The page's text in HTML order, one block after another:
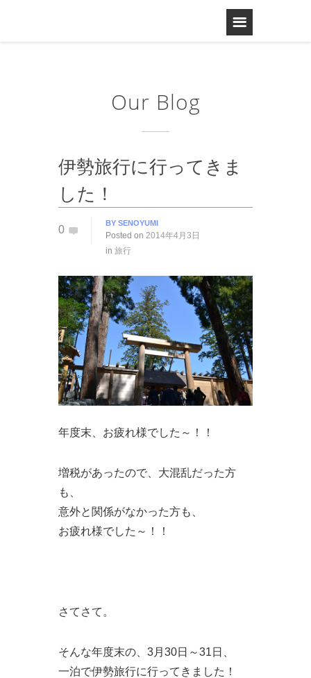
Our Blog
伊勢旅行に行ってきま
した！
0
BY SENOYUMI
Posted on 2014年4月3日
in 旅行
年度末、お疲れ様でした～！！
増税があったので、大混乱だった方
も、
意外と関係がなかった方も、
お疲れ様でした～！！
さてさて。
そんな年度末の、3月30日～31日、
一泊で伊勢旅行に行ってきました！